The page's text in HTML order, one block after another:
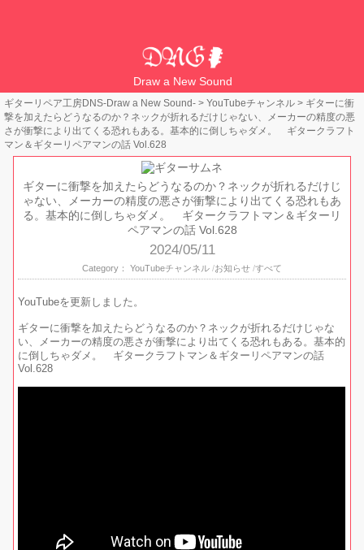
Draw a New Sound
ギターリペア工房DNS-Draw a New Sound- > YouTubeチャンネル > ギターに衝
撃を加えたらどうなるのか？ネックが折れるだけじゃない、メーカーの精度の悪
さが衝撃により出てくる恐れもある。基本的に倒しちゃダメ。 ギタークラフト
マン＆ギターリペアマンの話 Vol.628
ギターに衝撃を加えたらどうなるのか？ネックが折れるだけじ
ゃない、メーカーの精度の悪さが衝撃により出てくる恐れもあ
る。基本的に倒しちゃダメ。 ギタークラフトマン＆ギターリ
ペアマンの話 Vol.628
2024/05/11
Category： YouTubeチャンネル お知らせ すべて
YouTubeを更新しました。
ギターに衝撃を加えたらどうなるのか？ネックが折れるだけじゃな
い、メーカーの精度の悪さが衝撃により出てくる恐れもある。基本的
に倒しちゃダメ。 ギタークラフトマン＆ギターリペアマンの話
Vol.628